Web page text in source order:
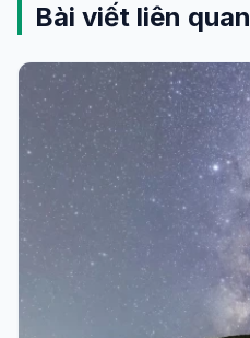
Bài viết liên quan